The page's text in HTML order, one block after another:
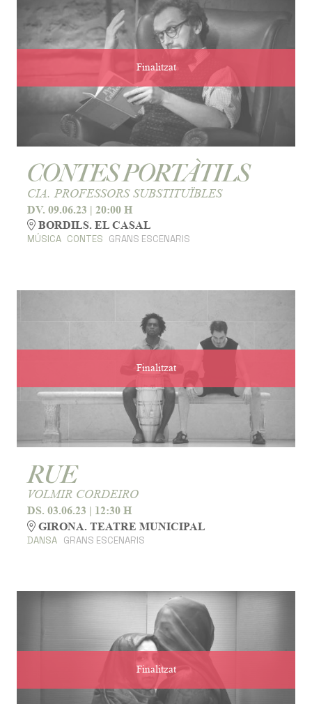
Finalitzat
CONTES PORTÀTILS
CIA. PROFESSORS SUBSTITUÏBLES
DV. 09.06.23 | 20:00 H
BORDILS. EL CASAL
MÚSICA CONTES GRANS ESCENARIS
Finalitzat
RUE
VOLMIR CORDEIRO
DS. 03.06.23 | 12:30 H
GIRONA. TEATRE MUNICIPAL
DANSA GRANS ESCENARIS
Finalitzat